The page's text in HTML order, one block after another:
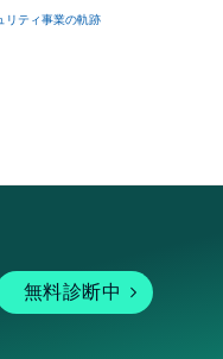
リティ事業の軌跡
無料診断中